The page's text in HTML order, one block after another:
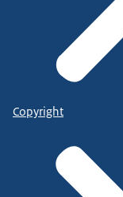
Copyright